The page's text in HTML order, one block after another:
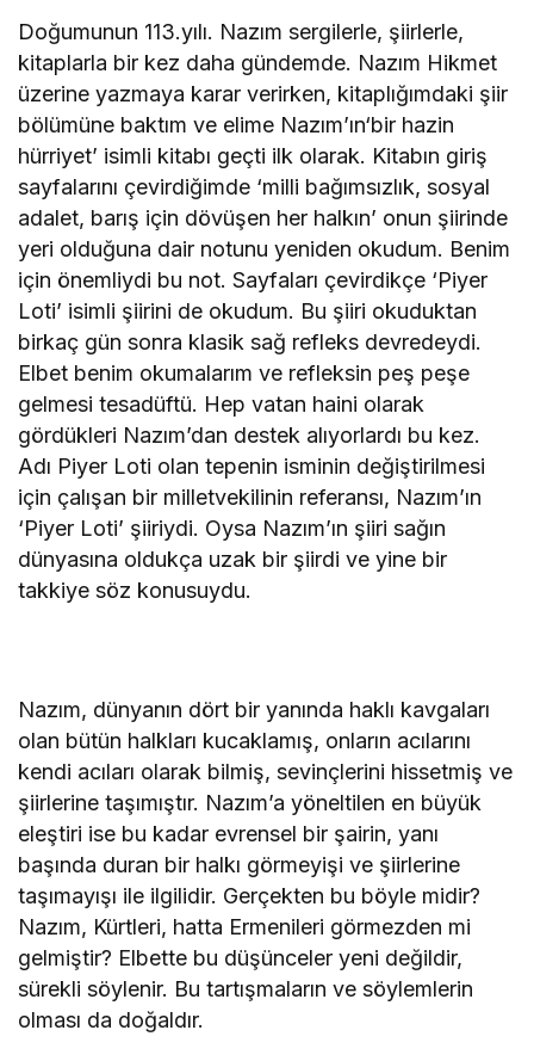
Doğumunun 113.yılı. Nazım sergilerle, şiirlerle,
kitaplarla bir kez daha gündemde. Nazım Hikmet
üzerine yazmaya karar verirken, kitaplığımdaki şiir
bölümüne baktım ve elime Nazım’ın‘bir hazin
hürriyet’ isimli kitabı geçti ilk olarak. Kitabın giriş
sayfalarını çevirdiğimde ‘milli bağımsızlık, sosyal
adalet, barış için dövüşen her halkın’ onun şiirinde
yeri olduğuna dair notunu yeniden okudum. Benim
için önemliydi bu not. Sayfaları çevirdikçe ‘Piyer
Loti’ isimli şiirini de okudum. Bu şiiri okuduktan
birkaç gün sonra klasik sağ refleks devredeydi.
Elbet benim okumalarım ve refleksin peş peşe
gelmesi tesadüftü. Hep vatan haini olarak
gördükleri Nazım’dan destek alıyorlardı bu kez.
Adı Piyer Loti olan tepenin isminin değiştirilmesi
için çalışan bir milletvekilinin referansı, Nazım’ın
‘Piyer Loti’ şiiriydi. Oysa Nazım’ın şiiri sağın
dünyasına oldukça uzak bir şiirdi ve yine bir
takkiye söz konusuydu.
Nazım, dünyanın dört bir yanında haklı kavgaları
olan bütün halkları kucaklamış, onların acılarını
kendi acıları olarak bilmiş, sevinçlerini hissetmiş ve
şiirlerine taşımıştır. Nazım’a yöneltilen en büyük
eleştiri ise bu kadar evrensel bir şairin, yanı
başında duran bir halkı görmeyişi ve şiirlerine
taşımayışı ile ilgilidir. Gerçekten bu böyle midir?
Nazım, Kürtleri, hatta Ermenileri görmezden mi
gelmiştir? Elbette bu düşünceler yeni değildir,
sürekli söylenir. Bu tartışmaların ve söylemlerin
olması da doğaldır.